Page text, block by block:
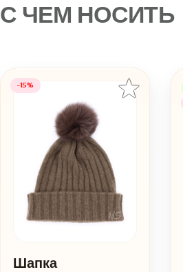
С ЧЕМ НОСИТЬ
Шапка
-15%